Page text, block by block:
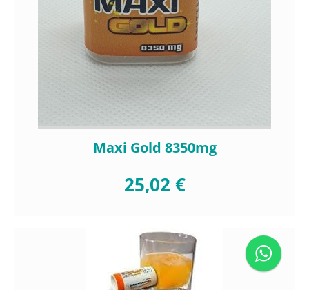
Maxi Gold 8350mg
25,02 €